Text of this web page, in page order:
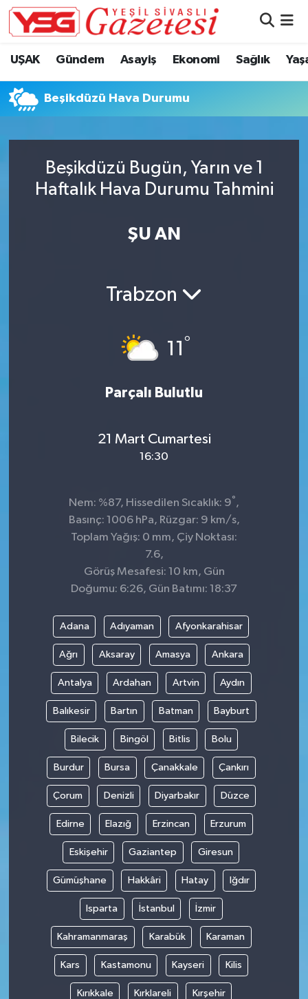
UŞAK Gündem Asayiş Ekonomi Sağlık
Beşikdüzü Hava Durumu
Beşikdüzü Bugün, Yarın ve 1
Haftalık Hava Durumu Tahmini
ŞU AN
Trabzon
11°
Parçalı Bulutlu
21 Mart Cumartesi
16:30
Nem: %87, Hissedilen Sıcaklık: 9° ,
Basınç: 1006 hPa, Rüzgar: 9 km/s,
Toplam Yağış: 0 mm, Çiy Noktası:
7.6,
Görüş Mesafesi: 10 km, Gün
Doğumu: 6:26, Gün Batımı: 18:37
Adana Adıyaman Afyonkarahisar
Ağrı Aksaray Amasya Ankara
Antalya Ardahan Artvin Aydın
Balıkesir Bartın Batman Bayburt
Bilecik Bingöl Bitlis Bolu
Burdur Bursa Çanakkale Çankırı
Çorum Denizli Diyarbakır Düzce
Edirne Elazığ Erzincan Erzurum
Eskişehir Gaziantep Giresun
Gümüşhane Hakkâri Hatay Iğdır
Isparta İstanbul İzmir
Kahramanmaraş Karabük Karaman
Kars Kastamonu Kayseri Kilis
Kırıkkale Kırklareli Kırşehir
Süper Lig Puan Durumu ve Fikstür